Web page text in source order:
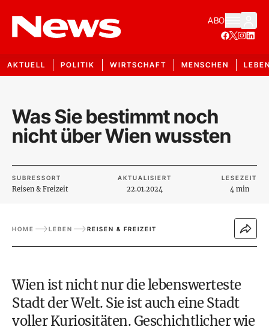
ABO
AKTUELL POLITIK WIRTSCHAFT MENSCHEN
Was Sie bestimmt noch
nicht über Wien wussten
SUBRESSORT
Reisen & Freizeit
AKTUALISIERT
22.01.2024
LESEZEIT
4 min
HOME LEBEN REISEN & FREIZEIT
Wien ist nicht nur die lebenswerteste
Stadt der Welt. Sie ist auch eine Stadt
voller Kuriositäten. Geschichtlicher wie